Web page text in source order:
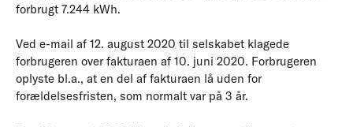
forbrugt 7.244 kWh.
Ved e-mail af 12. august 2020 til selskabet klagede
forbrugeren over fakturaen af 10. juni 2020. Forbrugeren
oplyste bl.a., at en del af fakturaen lå uden for
forældelsesfristen, som normalt var på 3 år.